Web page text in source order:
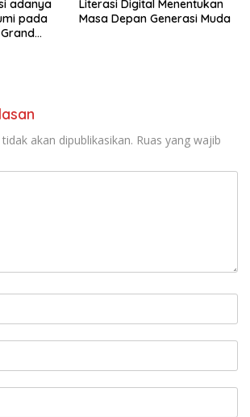
adanya
pada
Literasi Digital Menentukan
Masa Depan Generasi Muda
akan dipublikasikan. Ruas yang wajib